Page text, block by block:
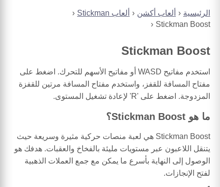
الرئيسية ألعاب أكشن
ألعاب Stickman
Stickman Boost
Stickman Boost
استخدم مفاتيح WASD أو مفاتيح الأسهم للتحرك. اضغط على
مفتاح المسافة للقفز، واستخدم مفتاح المسافة مرتين للقفزة
المزدوجة. اضغط على 'R' لإعادة تشغيل المستوى.
ما هو Stickman Boost؟
Stickman Boost هي لعبة منصات حركية مثيرة وسريعة حيث
يتنقل اللاعبون عبر مستويات مليئة بالفخاخ والعقبات. هدفك هو
الوصول إلى النهاية بأسرع ما يمكن مع جمع العملات الذهبية
لفتح الإنجازات.